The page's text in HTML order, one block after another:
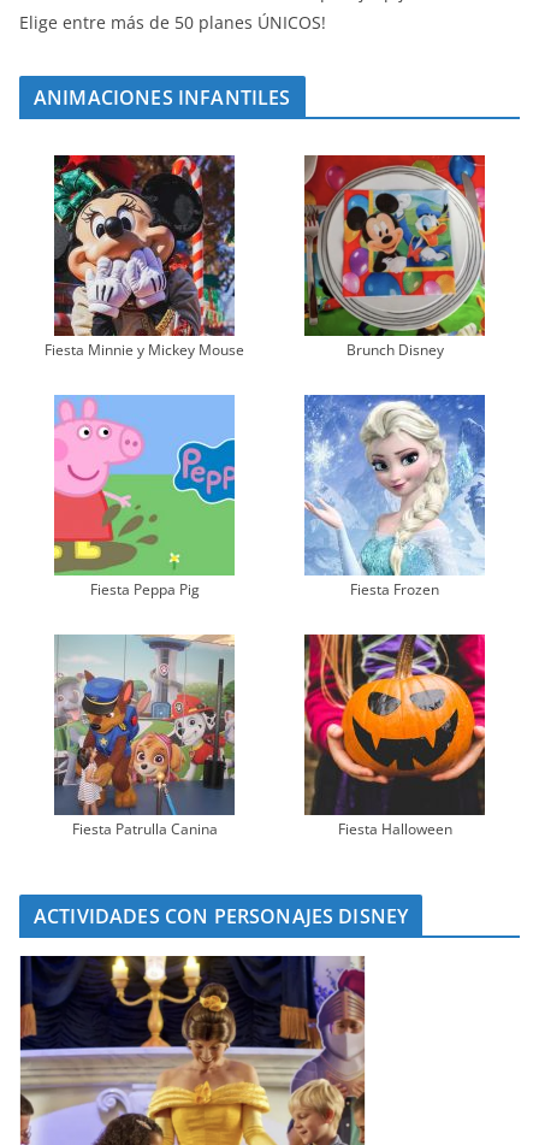
Elige entre más de 50 planes ÚNICOS!
ANIMACIONES INFANTILES
Fiesta Minnie y Mickey Mouse Brunch Disney
Fiesta Peppa Pig Fiesta Frozen
Fiesta Patrulla Canina Fiesta Halloween
ACTIVIDADES CON PERSONAJES DISNEY